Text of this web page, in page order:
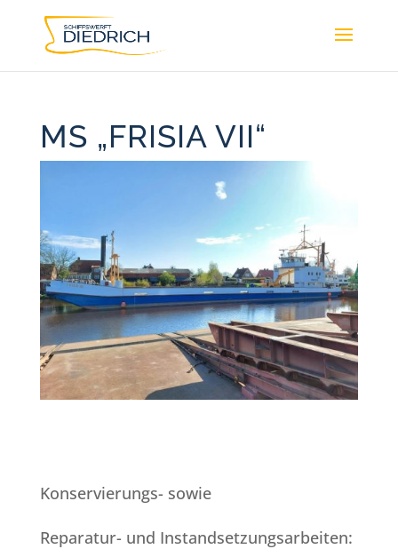
MS „FRISIA VII“
Konservierungs- sowie
Reparatur- und Instandsetzungsarbeiten: